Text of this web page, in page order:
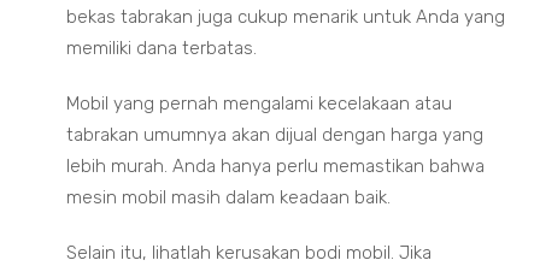
bekas tabrakan juga cukup menarik untuk Anda yang
memiliki dana terbatas.
Mobil yang pernah mengalami kecelakaan atau
tabrakan umumnya akan dijual dengan harga yang
lebih murah. Anda hanya perlu memastikan bahwa
mesin mobil masih dalam keadaan baik.
Selain itu, lihatlah kerusakan bodi mobil. Jika